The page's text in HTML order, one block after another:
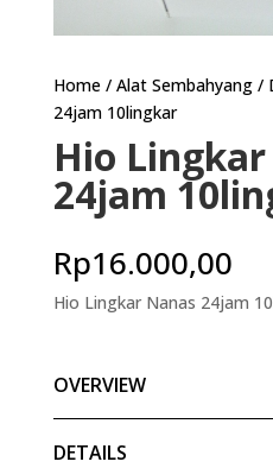
Home/ Alat Sembahyang/
24jam 10lingkar
Hio
24jam
Rp16.000,00
Hio Lingkar Nanas 24jam
OVERVIEW
DETAILS